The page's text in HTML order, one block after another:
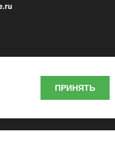
ПРИНЯТЬ